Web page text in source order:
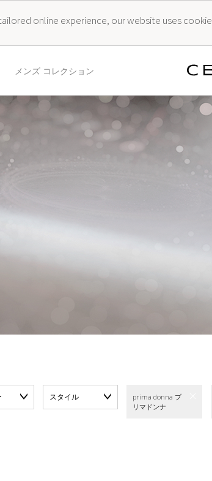
online experience, our website uses
メンズ コレクション
スタイル
prima donna プ
リマドンナ